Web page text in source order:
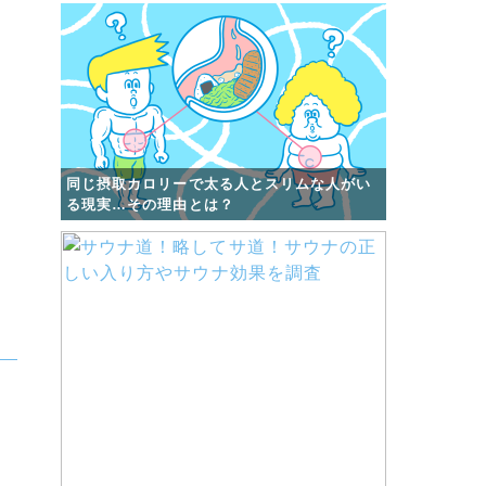
同じ摂取カロリーで太る人とスリムな人がい
る現実…その理由とは？